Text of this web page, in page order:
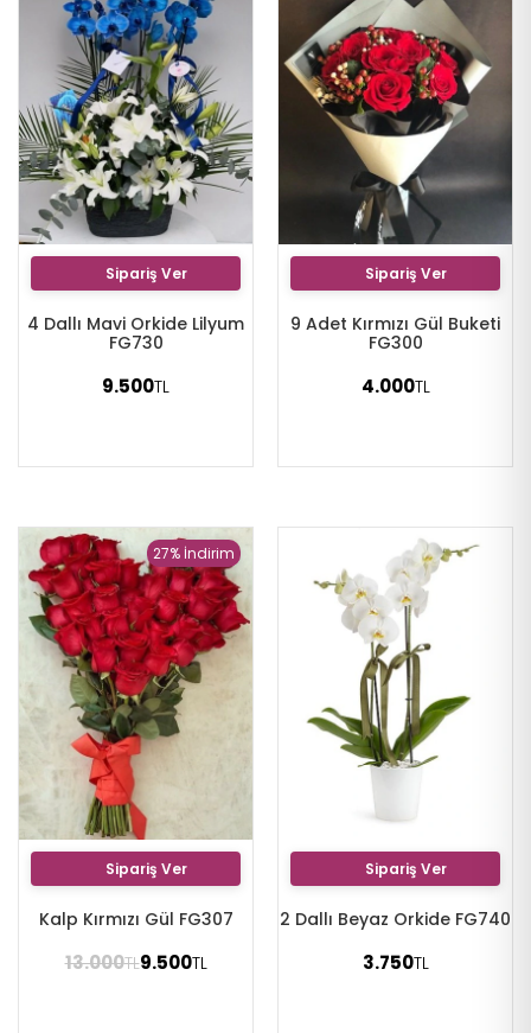
Sipariş Ver
4 Dallı Mavi Orkide Lilyum
FG730
9.500TL
Sipariş Ver
9 Adet Kırmızı Gül Buketi
FG300
4.000TL
27% İndirim
Sipariş Ver
Kalp Kırmızı Gül FG307
13.000TL9.500TL
Sipariş Ver
2 Dallı Beyaz Orkide FG740
3.750TL